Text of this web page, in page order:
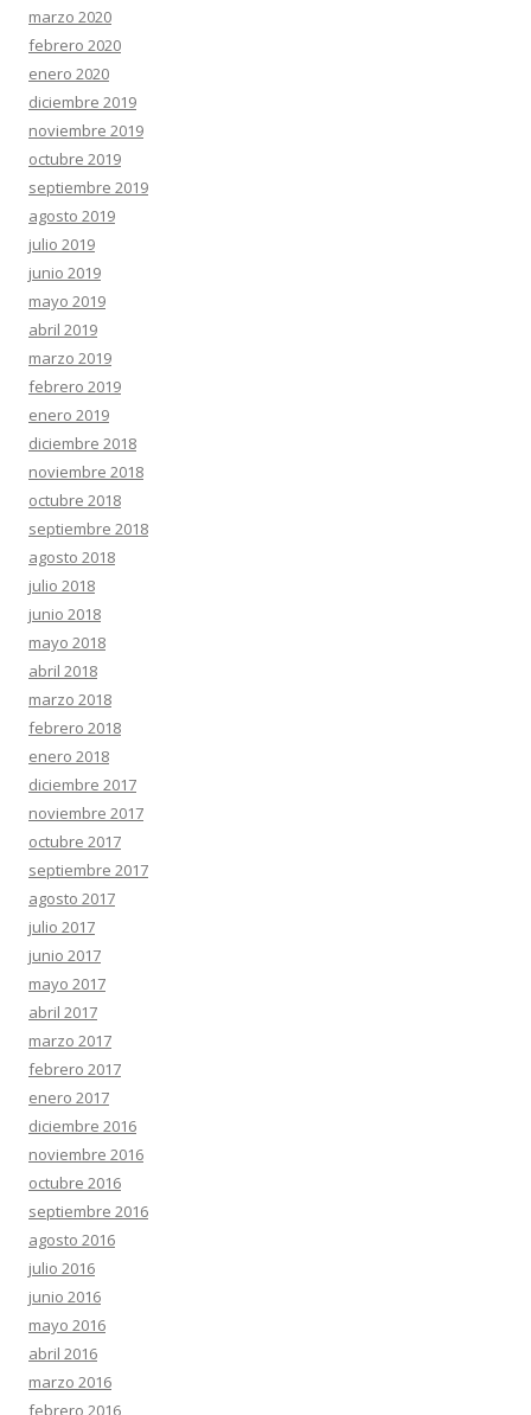
marzo 2020
febrero 2020
enero 2020
diciembre 2019
noviembre 2019
octubre 2019
septiembre 2019
agosto 2019
julio 2019
junio 2019
mayo 2019
abril 2019
marzo 2019
febrero 2019
enero 2019
diciembre 2018
noviembre 2018
octubre 2018
septiembre 2018
agosto 2018
julio 2018
junio 2018
mayo 2018
abril 2018
marzo 2018
febrero 2018
enero 2018
diciembre 2017
noviembre 2017
octubre 2017
septiembre 2017
agosto 2017
julio 2017
junio 2017
mayo 2017
abril 2017
marzo 2017
febrero 2017
enero 2017
diciembre 2016
noviembre 2016
octubre 2016
septiembre 2016
agosto 2016
julio 2016
junio 2016
mayo 2016
abril 2016
marzo 2016
febrero 2016